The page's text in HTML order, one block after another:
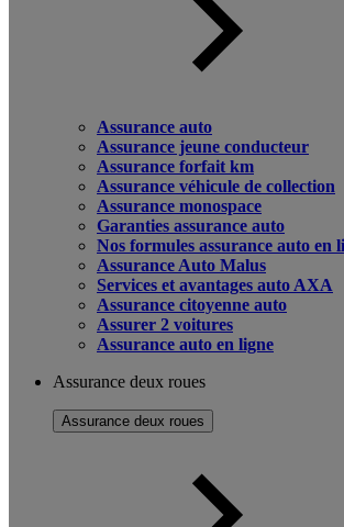
Assurance auto
Assurance jeune conducteur
Assurance forfait km
Assurance véhicule de collection
Assurance monospace
Garanties assurance auto
Nos formules assurance auto en
Assurance Auto Malus
Services et avantages auto AXA
Assurance citoyenne auto
Assurer 2 voitures
Assurance auto en ligne
Assurance deux roues
Assurance deux roues